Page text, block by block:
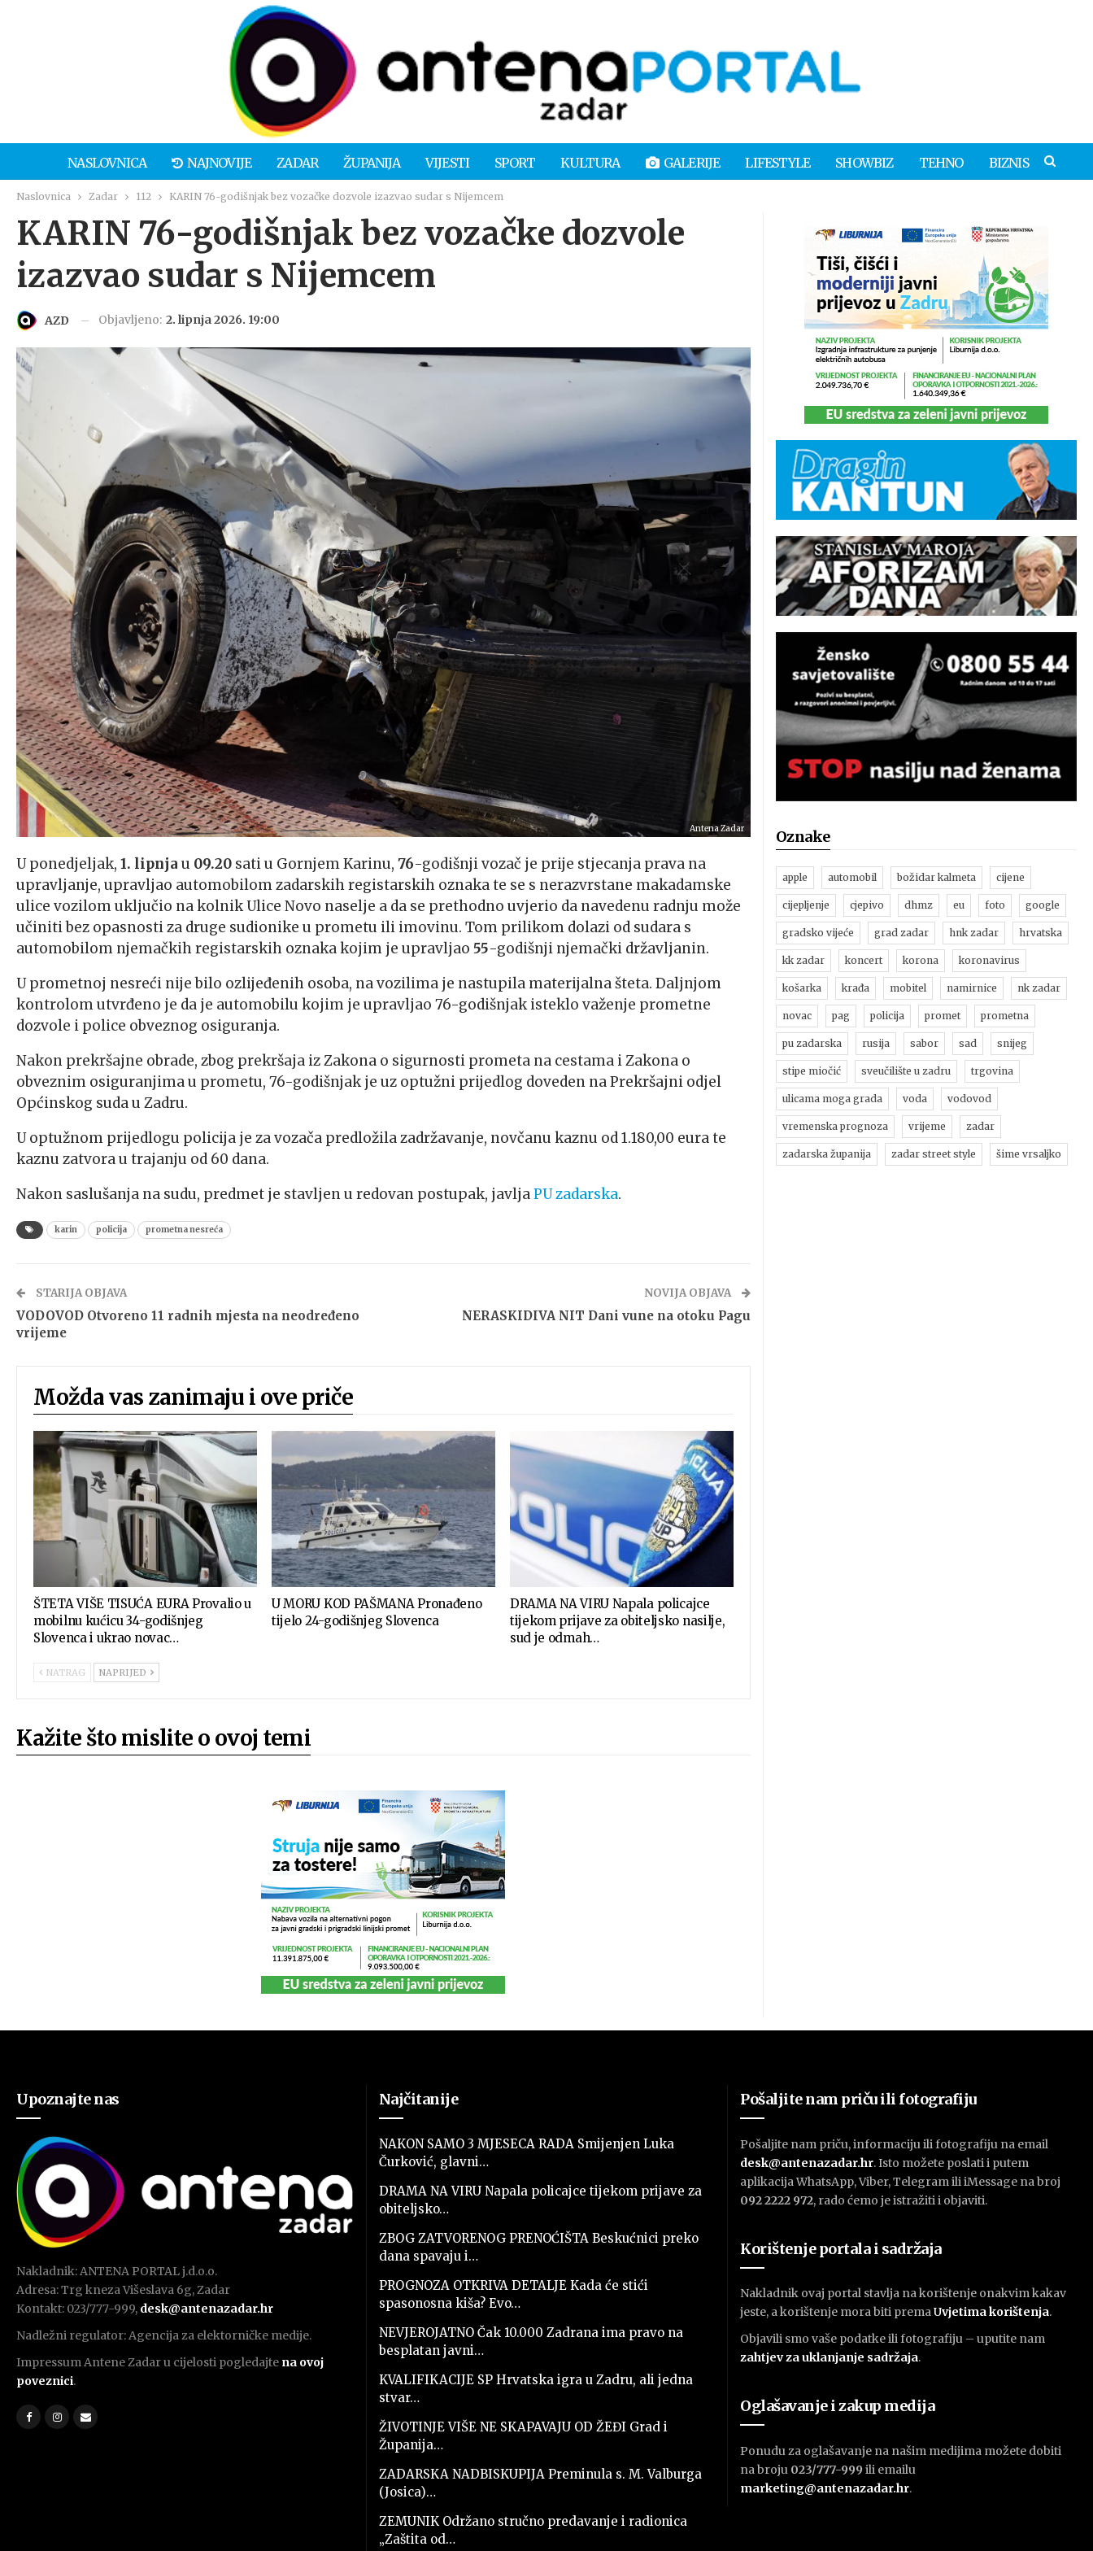
NASLOVNICA NAJNOVIJE ZADAR ŽUPANIJA VIJESTI SPORT KULTURA GALERIJE LIFESTYLE SHOWBIZ TEHNO BIZNIS
Naslovnica Zadar 112 KARIN 76-godišnjak bez vozačke dozvole izazvao sudar s Nijemcem
KARIN 76-godišnjak bez vozačke dozvole
izazvao sudar s Nijemcem
AZD Objavljeno: 2. lipnja 2026. 19:00
Antena Zadar
U ponedjeljak, 1. lipnja u 09.20 sati u Gornjem Karinu, 76-godišnji vozač je prije stjecanja prava na
upravljanje, upravljao automobilom zadarskih registarskih oznaka te se s nerazvrstane makadamske
ulice vozilom uključio na kolnik Ulice Novo naselje a da se prethodno uvjerio da navedenu radnju može
učiniti bez opasnosti za druge sudionike u prometu ili imovinu. Tom prilikom dolazi od sudara s
automobilom njemačkih registarskih oznaka kojim je upravljao 55-godišnji njemački državljanin.
U prometnoj nesreći nije bilo ozlijeđenih osoba, na vozilima je nastupila materijalna šteta. Daljnjom
kontrolom utvrđeno je da je automobilu kojim je upravljao 76-godišnjak isteklo važenje prometne
dozvole i police obveznog osiguranja.
Nakon prekršajne obrade, zbog prekršaja iz Zakona o sigurnosti prometa na cestama i Zakona o
obveznim osiguranjima u prometu, 76-godišnjak je uz optužni prijedlog doveden na Prekršajni odjel
Općinskog suda u Zadru.
U optužnom prijedlogu policija je za vozača predložila zadržavanje, novčanu kaznu od 1.180,00 eura te
kaznu zatvora u trajanju od 60 dana.
Nakon saslušanja na sudu, predmet je stavljen u redovan postupak, javljaPU zadarska.
karin policija prometna nesreća
STARIJA OBJAVA
VODOVOD Otvoreno 11 radnih mjesta na neodređeno
vrijeme
NOVIJA OBJAVA
NERASKIDIVA NIT Dani vune na otoku Pagu
Možda vas zanimaju i ove priče
ŠTETA VIŠE TISUĆA EURA Provalio u
mobilnu kućicu 34-godišnjeg
Slovenca i ukrao novac…
U MORU KOD PAŠMANA Pronađeno
tijelo 24-godišnjeg Slovenca
DRAMA NA VIRU Napala policajce
tijekom prijave za obiteljsko nasilje,
sud je odmah…
NATRAG NAPRIJED
Kažite što mislite o ovoj temi
Oznake
apple automobil božidar kalmeta cijene
cijepljenje cjepivo dhmz eu foto google
gradsko vijeće grad zadar hnk zadar hrvatska
kk zadar koncert korona koronavirus
košarka krađa mobitel namirnice nk zadar
novac pag policija promet prometna
pu zadarska rusija sabor sad snijeg
stipe miočić sveučilište u zadru trgovina
ulicama moga grada voda vodovod
vremenska prognoza vrijeme zadar
zadarska županija zadar street style šime vrsaljko
Upoznajte nas
Nakladnik: ANTENA PORTAL j.d.o.o.
Adresa: Trg kneza Višeslava 6g, Zadar
Kontakt: 023/777-999, desk@antenazadar.hr
Nadležni regulator: Agencija za elektorničke medije.
Impressum Antene Zadar u cijelosti pogledajte na ovoj
poveznici.
Najčitanije
NAKON SAMO 3 MJESECA RADA Smijenjen Luka
Čurković, glavni…
DRAMA NA VIRU Napala policajce tijekom prijave za
obiteljsko…
ZBOG ZATVORENOG PRENOĆIŠTA Beskućnici preko
dana spavaju i…
PROGNOZA OTKRIVA DETALJE Kada će stići
spasonosna kiša? Evo…
NEVJEROJATNO Čak 10.000 Zadrana ima pravo na
besplatan javni…
KVALIFIKACIJE SP Hrvatska igra u Zadru, ali jedna
stvar…
ŽIVOTINJE VIŠE NE SKAPAVAJU OD ŽEĐI Grad i
Županija…
ZADARSKA NADBISKUPIJA Preminula s. M. Valburga
(Josica)…
ZEMUNIK Održano stručno predavanje i radionica
„Zaštita od…
Pošaljite nam priču ili fotografiju
Pošaljite nam priču, informaciju ili fotografiju na email
desk@antenazadar.hr. Isto možete poslati i putem
aplikacija WhatsApp, Viber, Telegram ili iMessage na broj
092 2222 972, rado ćemo je istražiti i objaviti.
Korištenje portala i sadržaja
Nakladnik ovaj portal stavlja na korištenje onakvim kakav
jeste, a korištenje mora biti premaUvjetima korištenja.
Objavili smo vaše podatke ili fotografiju – uputite nam
zahtjev za uklanjanje sadržaja.
Oglašavanje i zakup medija
Ponudu za oglašavanje na našim medijima možete dobiti
na broju 023/777-999 ili emailu
marketing@antenazadar.hr.